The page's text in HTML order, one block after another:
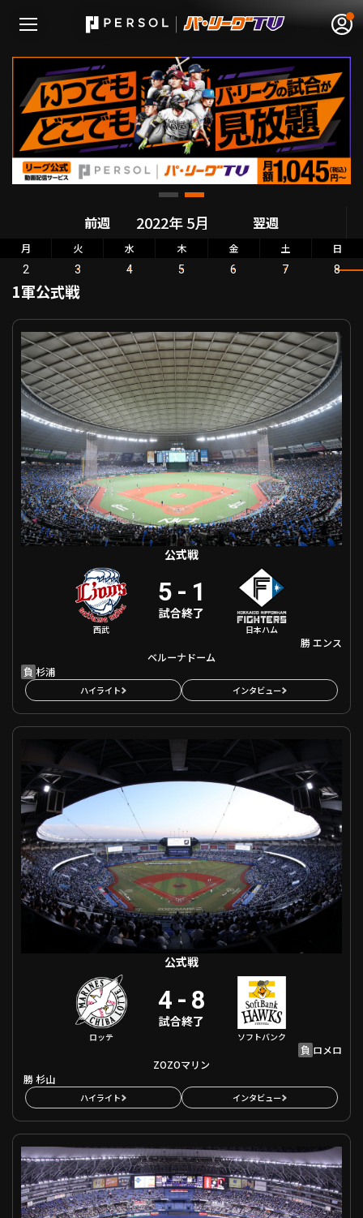
無料アカウント登録 ログイン
HOME
日程･結果
順位表･成績
1軍公式戦
ファーム東地区
ファーム中地区
ファーム西地区
交流戦
選手名鑑
選手名鑑トップ
北海道日本ハムファイターズ
東北楽天ゴールデンイーグルス
埼玉西武ライオンズ
千葉ロッテマリーンズ
オリックス・バファローズ
福岡ソフトバンクホークス
ニュース
設定
利用規約 プライバシーポリシー
運営会社 （別ウィンドウで開く） よくある質問
特定商取引法の表示 アルバイト募集（別ウィンドウで開く
動画を検索（選手・チーム・プレー内容…）
前週 翌週
月 火 水 木 金 土 日
2 3 4 5 6 7 8
1軍公式戦
公式戦 埼玉西武 VS 北海道日本ハム
公式戦
西武
5 - 1
試合終了
日本ハム
勝エンス
ベルーナドーム
負 杉浦
ハイライト インタビュー
公式戦 千葉ロッテ VS 福岡ソフトバンク
公式戦
ロッテ
4 - 8
試合終了
ソフトバンク
負 ロメロ
ZOZOマリン
勝杉山
ハイライト インタビュー
公式戦 オリックス VS 東北楽天